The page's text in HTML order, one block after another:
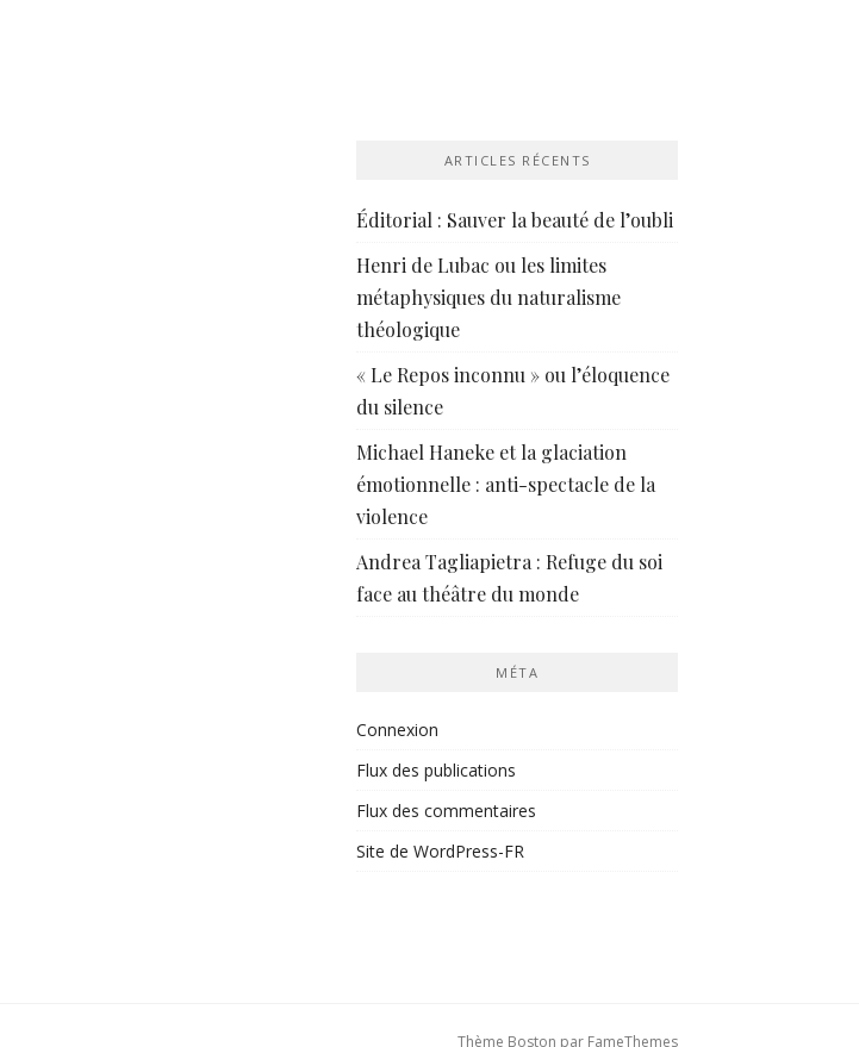
ARTICLES RÉCENTS
Éditorial : Sauver la beauté de l’oubli
Henri de Lubac ou les limites
métaphysiques du naturalisme
théologique
« Le Repos inconnu » ou l’éloquence
du silence
Michael Haneke et la glaciation
émotionnelle : anti-spectacle de la
violence
Andrea Tagliapietra : Refuge du soi
face au théâtre du monde
MÉTA
Connexion
Flux des publications
Flux des commentaires
Site de WordPress-FR
Thème Boston par FameThemes